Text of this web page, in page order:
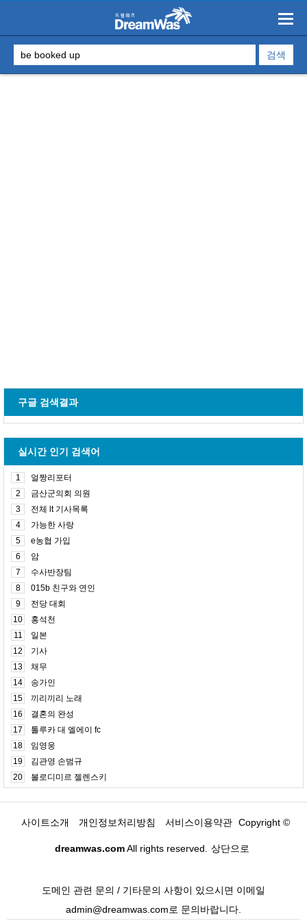
구글 검색결과
실시간 인기 검색어
1
얼짱리포터
2
금산군의회 의원
3
전체 lt 기사목록
4
가능한 사랑
5
e농협 가입
6
암
7
수사반장팀
8
015b 친구와 연인
9
전당 대회
10
홍석천
11
일본
12
기사
13
채무
14
송가인
15
끼리끼리 노래
16
결혼의 완성
17
톨루카 대 엘에이 fc
18
임영웅
19
김관영 손범규
20
볼로디미르 젤렌스키
사이트소개 개인정보처리방침 서비스이용약관 Copyright ©
dreamwas.comAll rights reserved. 상단으로
도메인 관련 문의 / 기타문의 사항이 있으시면 이메일
admin@dreamwas.com로 문의바랍니다.